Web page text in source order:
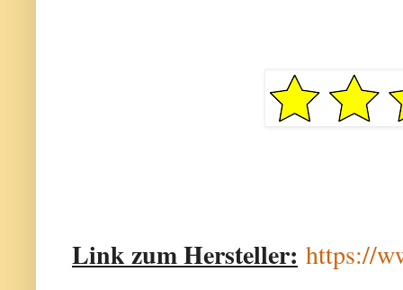
Link zum Hersteller: https://